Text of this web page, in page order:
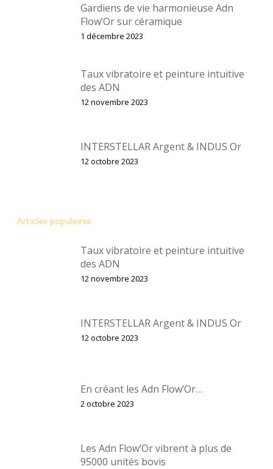
Gardiens de vie harmonieuse Adn
Flow’Or sur céramique
1 décembre 2023
Taux vibratoire et peinture intuitive
des ADN
12 novembre 2023
INTERSTELLAR Argent & INDUS Or
12 octobre 2023
Articles populaires
Taux vibratoire et peinture intuitive
des ADN
12 novembre 2023
INTERSTELLAR Argent & INDUS Or
12 octobre 2023
En créant les Adn Flow’Or…
2 octobre 2023
Les Adn Flow’Or vibrent à plus de
95000 unités bovis